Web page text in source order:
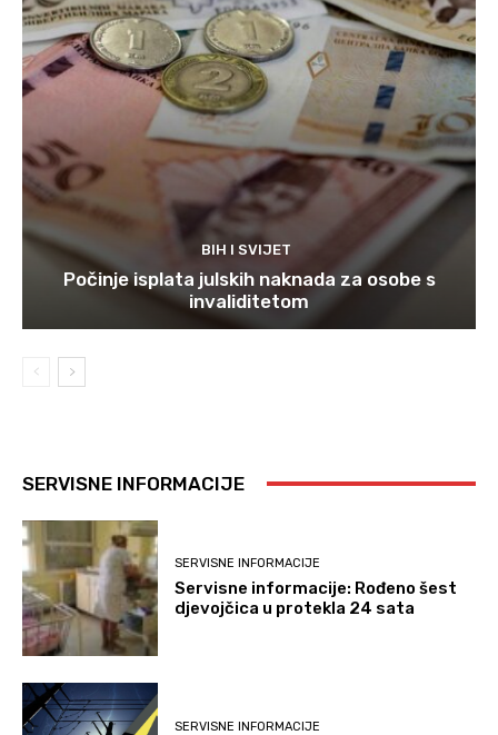
BIH I SVIJET
Počinje isplata julskih naknada za osobe s
invaliditetom
SERVISNE INFORMACIJE
SERVISNE INFORMACIJE
Servisne informacije: Rođeno šest
djevojčica u protekla 24 sata
SERVISNE INFORMACIJE